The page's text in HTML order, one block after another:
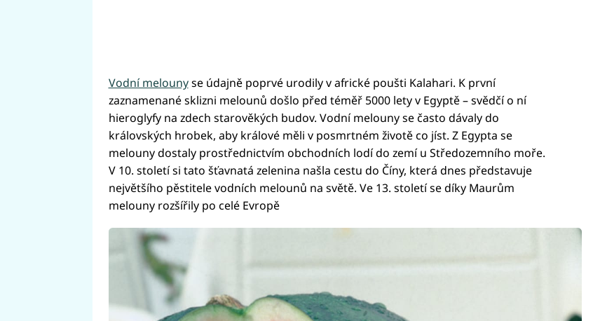
Vodní melounyse údajně poprvé urodily v africké poušti Kalahari. K první
zaznamenané sklizni melounů došlo před téměř 5000 lety v Egyptě – svědčí o ní
hieroglyfy na zdech starověkých budov. Vodní melouny se často dávaly do
královských hrobek, aby králové měli v posmrtném životě co jíst. Z Egypta se
melouny dostaly prostřednictvím obchodních lodí do zemí u Středozemního moře.
V 10. století si tato šťavnatá zelenina našla cestu do Číny, která dnes představuje
největšího pěstitele vodních melounů na světě. Ve 13. století se díky Maurům
melouny rozšířily po celé Evropě